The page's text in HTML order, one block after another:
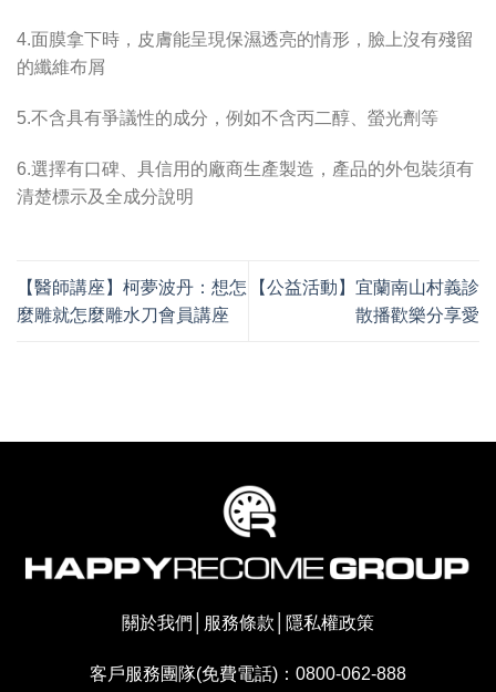
4.面膜拿下時，皮膚能呈現保濕透亮的情形，臉上沒有殘留
的纖維布屑
5.不含具有爭議性的成分，例如不含丙二醇、螢光劑等
6.選擇有口碑、具信用的廠商生產製造，產品的外包裝須有
清楚標示及全成分說明
【醫師講座】柯夢波丹：想怎
麼雕就怎麼雕水刀會員講座
【公益活動】宜蘭南山村義診
散播歡樂分享愛
關於我們 服務條款 隱私權政策
客戶服務團隊(免費電話)：0800-062-888